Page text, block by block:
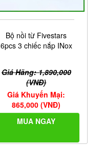
Bộ nồi từ Fivestars
6pcs 3 chiếc nắp INox
Giá Hãng: 1,890,000
(VNĐ)
Giá Khuyến Mại:
865,000 (VNĐ)
MUA NGAY